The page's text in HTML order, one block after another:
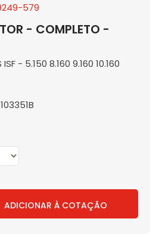
579
- COMPLETO -
- 5.150 8.160 9.160 10.160
ADICIONAR À COTAÇÃO